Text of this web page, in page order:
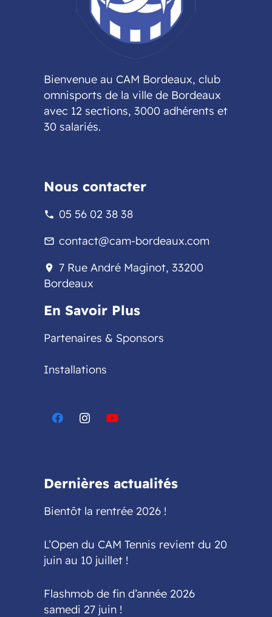
Bienvenue au CAM Bordeaux, club
omnisports de la ville de Bordeaux
avec 12 sections, 3000 adhérents et
30 salariés.
Nous contacter
phone 05 56 02 38 38
mail_outline contact@cam-bordeaux.com
location_on 7 Rue André Maginot, 33200
Bordeaux
En Savoir Plus
Partenaires & Sponsors
Installations
Dernières actualités
Bientôt la rentrée 2026 !
L’Open du CAM Tennis revient du 20
juin au 10 juillet !
Flashmob de fin d’année 2026
samedi 27 juin !